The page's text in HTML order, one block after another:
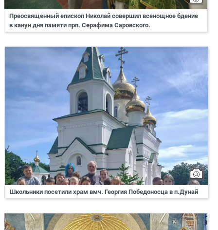
Преосвященный епископ Николай совершил всенощное бдение
в канун дня памяти прп. Серафима Саровского.
Школьники посетили храм вмч. Георгия Победоносца в п.Дунай